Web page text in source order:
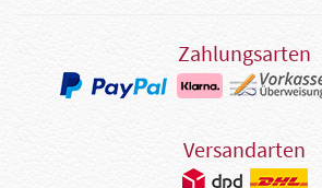
Zahlungsarten
Versandarten